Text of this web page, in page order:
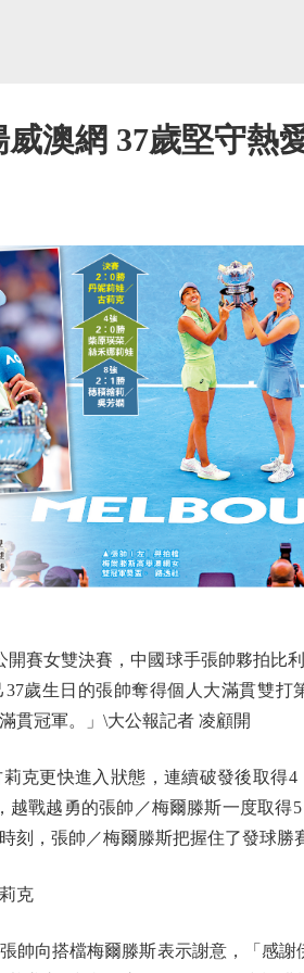
澳網 37歲堅守熱
賽女雙決賽，中國球手張帥夥拍比
歲生日的張帥奪得個人大滿貫雙
貫冠軍。」\大公報記者 凌顧開
更快進入狀態，連續破發後取得4
越戰越勇的張帥／梅爾滕斯一度取
刻，張帥／梅爾滕斯把握住了發球勝
克
向搭檔梅爾滕斯表示謝意，「感謝